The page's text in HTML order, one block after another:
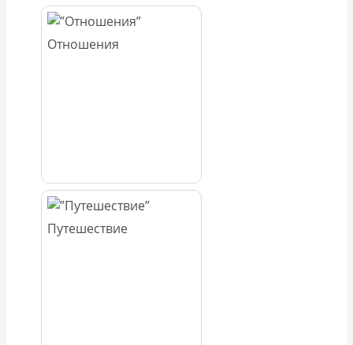
Отношения
Путешествие